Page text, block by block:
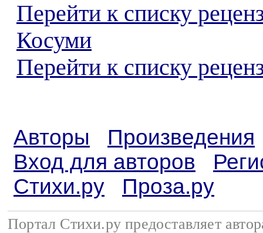
Перейти к списку
Косуми
Перейти к списку
Авторы
Произведения
Вход для авторов
Стихи.ру
Проза.ру
Портал Стихи.ру предоставляет